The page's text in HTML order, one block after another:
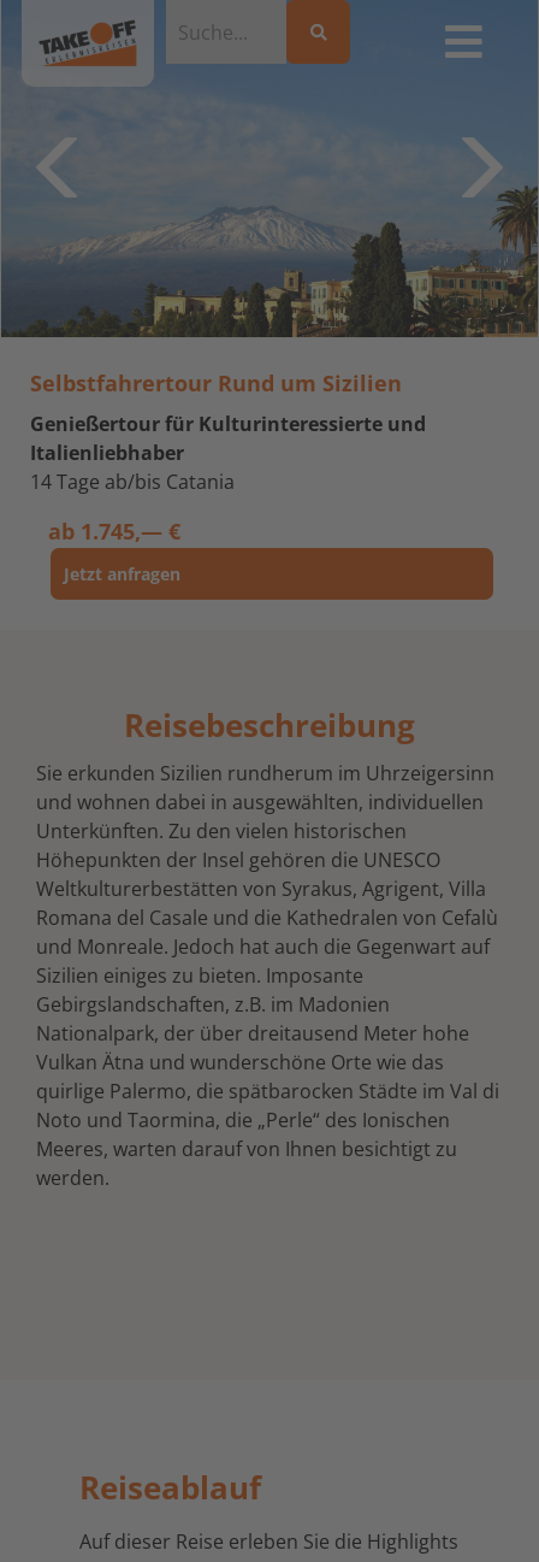
Selbstfahrertour Rund um Sizilien
Genießertour für Kulturinteressierte und
Italienliebhaber
14 Tage ab/bis Catania
ab 1.745,— €
Jetzt anfragen
Reisebeschreibung
Sie erkunden Sizilien rundherum im Uhrzeigersinn
und wohnen dabei in ausgewählten, individuellen
Unterkünften. Zu den vielen historischen
Höhepunkten der Insel gehören die UNESCO
Weltkulturerbestätten von Syrakus, Agrigent, Villa
Romana del Casale und die Kathedralen von Cefalù
und Monreale. Jedoch hat auch die Gegenwart auf
Sizilien einiges zu bieten. Imposante
Gebirgslandschaften, z.B. im Madonien
Nationalpark, der über dreitausend Meter hohe
Vulkan Ätna und wunderschöne Orte wie das
quirlige Palermo, die spätbarocken Städte im Val di
Noto und Taormina, die „Perle“ des Ionischen
Meeres, warten darauf von Ihnen besichtigt zu
werden.
Reiseablauf
Auf dieser Reise erleben Sie die Highlights